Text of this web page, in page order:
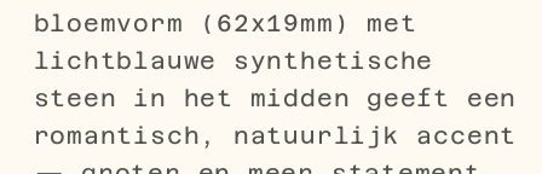
bloemvorm (62x19mm) met
lichtblauwe synthetische
steen in het midden geeft een
romantisch, natuurlijk accent